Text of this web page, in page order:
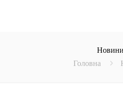
Новини
Головна